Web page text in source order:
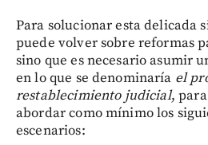
Para solucionar esta delicada
puede volver sobre reformas
sino que es necesario asumir
en lo que se denominaría el
restablecimiento judicial,
abordar como mínimo los
escenarios: